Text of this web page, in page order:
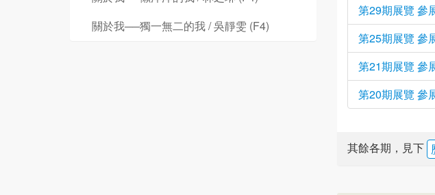
關於我──獨一無二的我 / 吳靜雯 (F4)
第29期展覽 參
第25期展覽 參
第21期展覽 參
第20期展覽 參
其餘各期，見下